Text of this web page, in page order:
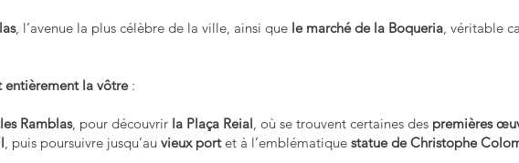
, l’avenue la plus célèbre de la ville, ainsi que le marché de la Boqueria, véritable
entièrement la vôtre:
Ramblas, pour découvrir la Plaça Reial, où se trouvent certaines des premières
, puis poursuivre jusqu’auvieux portet à l’emblématiquestatue de Christophe